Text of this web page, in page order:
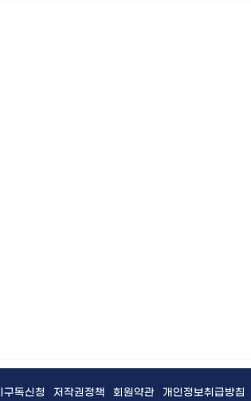
구독신청 저작권정책 회원약관 개인정보취급방침